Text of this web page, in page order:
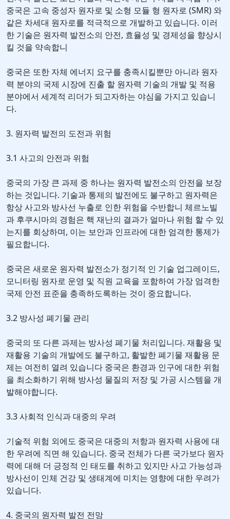
중국은 고속 중성자 원자로 및 소형 모듈 형 원자로 (SMR) 와
같은 차세대 원자로를 적극적으로 개발하고 있습니다. 이러
한 기술은 원자력 발전소의 안전, 효율성 및 경제성을 향상시
킬 것을 약속합니
중국은 또한 자체 에너지 요구를 충족시킬뿐만 아니라 원자
력 분야의 국제 시장에 진출 할 원자력 기술의 개발 및 적용
분야에서 세계적 리더가 되고자하는 야심을 가지고 있습니
다.
3. 원자력 발전의 도전과 위험
3.1 사고의 안전과 위험
중국의 가장 큰 과제 중 하나는 원자력 발전소의 안전을 보장
하는 것입니다. 기술과 통제의 발전에도 불구하고 원자력은
항상 사고와 방사선 누출로 인한 위험을 수반합니 체르노빌
과 후쿠시마의 경험은 핵 재난의 결과가 얼마나 위험 할 수 있
는지를 회상하며, 이는 보안과 인프라에 대한 엄격한 통제가
필요합니다.
중국은 새로운 원자력 발전소가 정기적 인 기술 업그레이드,
모니터링 원자로 운영 및 직원 교육을 포함하여 가장 엄격한
국제 안전 표준을 충족하도록하는 것이 중요합니다.
3.2 방사성 폐기물 관리
중국의 또 다른 과제는 방사성 폐기물 처리입니다. 재활용 및
재활용 기술의 개발에도 불구하고, 활발한 폐기물 재활용 문
제는 여전히 열려 있습니다 중국은 환경과 인구에 대한 위험
을 최소화하기 위해 방사성 물질의 저장 및 가공 시스템을 개
발해야합니다.
3.3 사회적 인식과 대중의 우려
기술적 위험 외에도 중국은 대중의 저항과 원자력 사용에 대
한 우려에 직면 해 있습니다. 중국 전체가 다른 국가보다 원자
력에 대해 더 긍정적 인 태도를 취하고 있지만 사고 가능성과
방사선이 인체 건강 및 생태계에 미치는 영향에 대한 우려가
있습니다.
4. 중국의 원자력 발전 전망